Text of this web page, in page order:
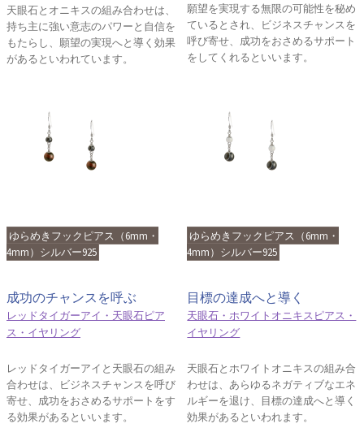
天眼石とオニキスの組み合わせは、
持ち主に強い意志のパワーと自信を
もたらし、願望の実現へと導く効果
があるといわれています。
願望を実現する無限の可能性を秘め
ているとされ、ビジネスチャンスを
呼び寄せ、成功をおさめるサポート
をしてくれるといいます。
ゆらめきフックピアス（6mm・
4mm）シルバー925
成功のチャンスを呼ぶ
レッドタイガーアイ・天眼石ピア
ス・イヤリング
レッドタイガーアイと天眼石の組み
合わせは、ビジネスチャンスを呼び
寄せ、成功をおさめるサポートをす
る効果があるといいます。
ゆらめきフックピアス（6mm・
4mm）シルバー925
目標の達成へと導く
天眼石・ホワイトオニキスピアス・
イヤリング
天眼石とホワイトオニキスの組み合
わせは、あらゆるネガティブなエネ
ルギーを退け、目標の達成へと導く
効果があるといわれます。